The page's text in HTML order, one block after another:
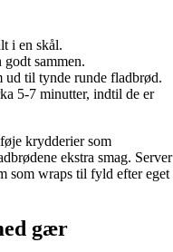
i en skål.
sammen.
ud til tynde runde fladbrød.
5-7 minutter, indtil de er
krydderier som
ekstra smag. Server
som wraps til fyld efter eget
gær